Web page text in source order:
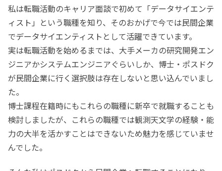
私は転職活動のキャリア面談で初めて「データサイエンテ
ィスト」という職種を知り、そのおかげで今では民間企業
でデータサイエンティストとして活躍できています。
実は転職活動を始めるまでは、大手メーカの研究開発エン
ジニアかシステムエンジニアぐらいしか、博士・ポスドク
が民間企業に行く選択肢は存在しないと思い込んでいまし
た。
博士課程在籍時にもこれらの職種に新卒で就職することも
検討しましたが、これらの職種では観測天文学の経験・能
力の大半を活かすことはできないため魅力を感じていませ
んでした。